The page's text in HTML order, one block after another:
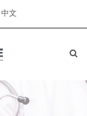
中文